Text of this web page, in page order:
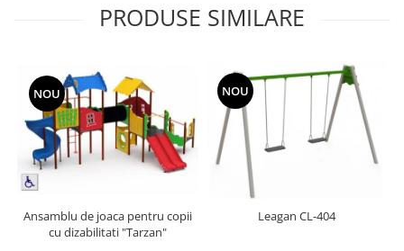
PRODUSE SIMILARE
NOU
Ansamblu de joaca pentru copii
cu dizabilitati "Tarzan"
NOU
Leagan CL-404